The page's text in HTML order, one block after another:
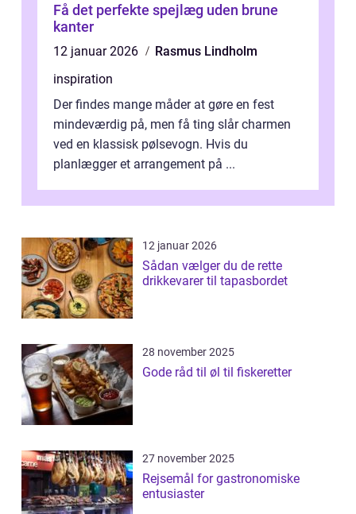
Få det perfekte spejlæg uden brune
kanter
12 januar 2026
Rasmus Lindholm
inspiration
Der findes mange måder at gøre en fest
mindeværdig på, men få ting slår charmen
ved en klassisk pølsevogn. Hvis du
planlægger et arrangement på ...
12 januar 2026
Sådan vælger du de rette
drikkevarer til tapasbordet
28 november 2025
Gode råd til øl til fiskeretter
27 november 2025
Rejsemål for gastronomiske
entusiaster